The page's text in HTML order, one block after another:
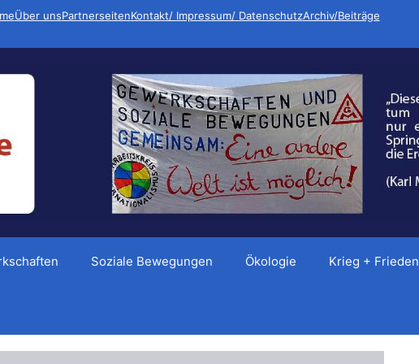
Über unsPartnerseitenKontakt/ Impressum/ DatenschutzArchiv/Beiträge
Soziale Bewegungen Ökologie Krieg + Frieden